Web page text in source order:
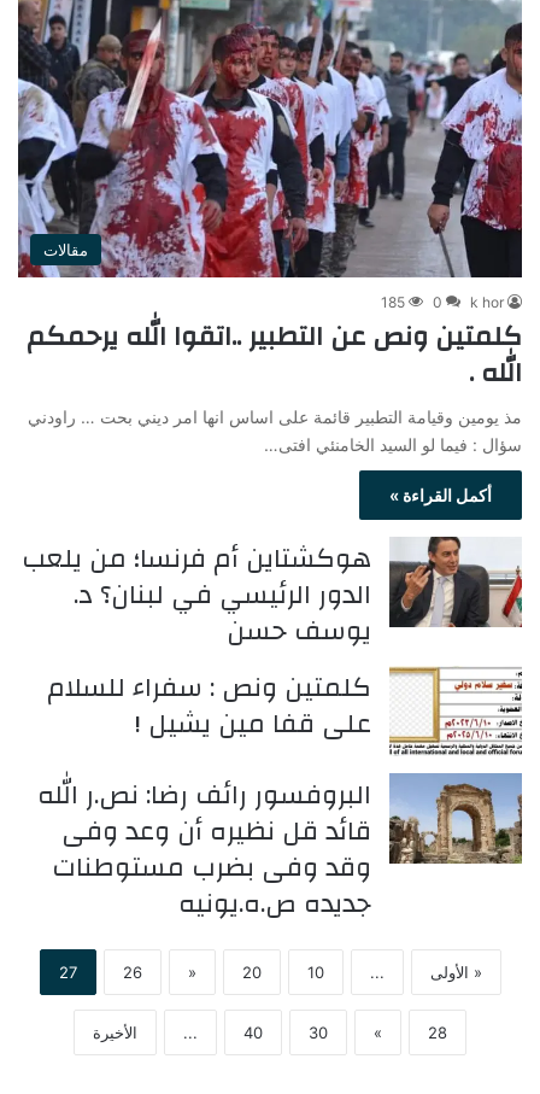
مقالات
k hor
0
185
كلمتين ونص عن التطبير ..اتقوا الله يرحمكم
الله .
مذ يومين وقيامة التطبير قائمة على اساس انها امر ديني بحت … راودني
سؤال : فيما لو السيد الخامنئي افتى…
أكمل القراءة »
هوكشتاين أم فرنسا؛ من يلعب
الدور الرئيسي في لبنان؟ د.
يوسف حسن
كلمتين ونص : سفراء للسلام
على قفا مين يشيل !
البروفسور رائف رضا: نص.ر الله
قائد قل نظيره أن وعد وفى
وقد وفى بضرب مستوطنات
جديده ص.ه.يونيه
« الأولى ...
10
20
«
26
27
28
»
30
40
... الأخيرة